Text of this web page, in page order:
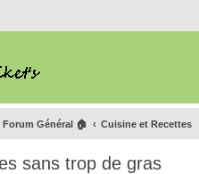
Forum Général 🏠 Cuisine et Recettes
sans trop de gras